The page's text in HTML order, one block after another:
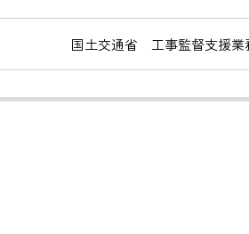
国土交通省 工事監督支援業